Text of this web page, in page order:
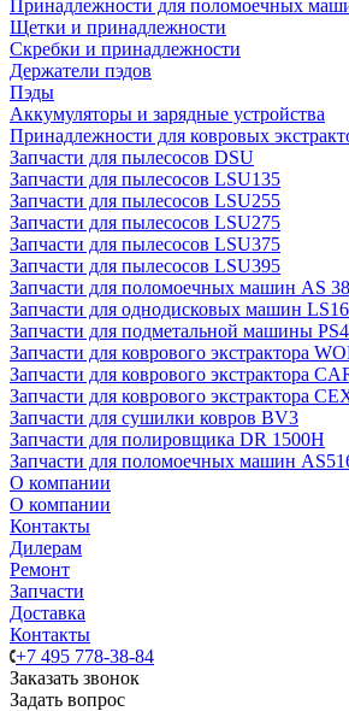
Принадлежности для поломоечных
Щетки и принадлежности
Скребки и принадлежности
Держатели пэдов
Пэды
Аккумуляторы и зарядные устройства
Принадлежности для ковровых
Запчасти для пылесосов DSU
Запчасти для пылесосов LSU135
Запчасти для пылесосов LSU255
Запчасти для пылесосов LSU275
Запчасти для пылесосов LSU375
Запчасти для пылесосов LSU395
Запчасти для поломоечных машин AS
Запчасти для однодисковых машин
Запчасти для подметальной машины
Запчасти для коврового экстрактора
Запчасти для коврового экстрактора
Запчасти для коврового экстрактора
Запчасти для сушилки ковров BV3
Запчасти для полировщика DR 1500H
Запчасти для поломоечных машин
О компании
О компании
Контакты
Дилерам
Ремонт
Запчасти
Доставка
Контакты
+7 495 778-38-84
Заказать звонок
Задать вопрос